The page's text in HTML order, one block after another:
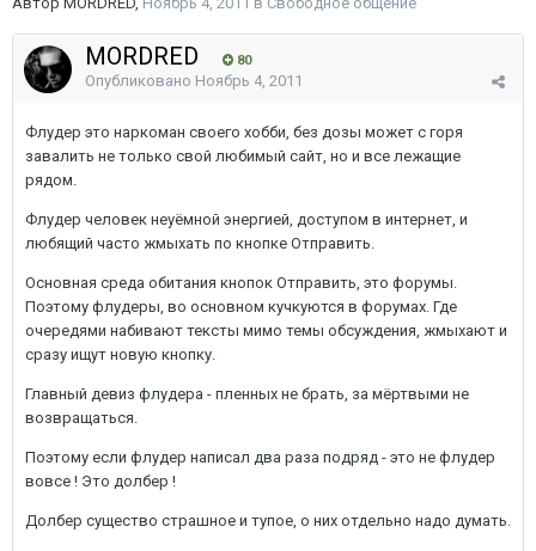
MORDRED 80
Опубликовано Ноябрь 4, 2011
Флудер это наркоман своего хобби, без дозы может с горя
завалить не только свой любимый сайт, но и все лежащие
рядом.
Флудер человек неуёмной энергией, доступом в интернет, и
любящий часто жмыхать по кнопке Отправить.
Основная среда обитания кнопок Отправить, это форумы.
Поэтому флудеры, во основном кучкуются в форумах. Где
очередями набивают тексты мимо темы обсуждения, жмыхают и
сразу ищут новую кнопку.
Главный девиз флудера - пленных не брать, за мёртвыми не
возвращаться.
Поэтому если флудер написал два раза подряд - это не флудер
вовсе ! Это долбер !
Долбер существо страшное и тупое, о них отдельно надо думать.